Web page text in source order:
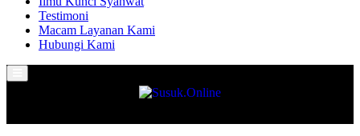
Testimoni
Macam Layanan Kami
Hubungi Kami
Menu